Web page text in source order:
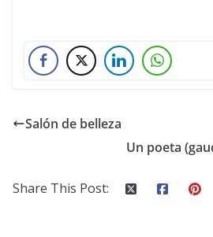
Salón de belleza
Un poeta
Share This Post: